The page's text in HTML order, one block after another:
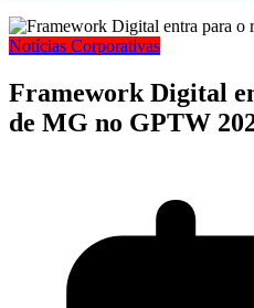
Notícias Corporativas
Framework Digital
de MG no GPTW